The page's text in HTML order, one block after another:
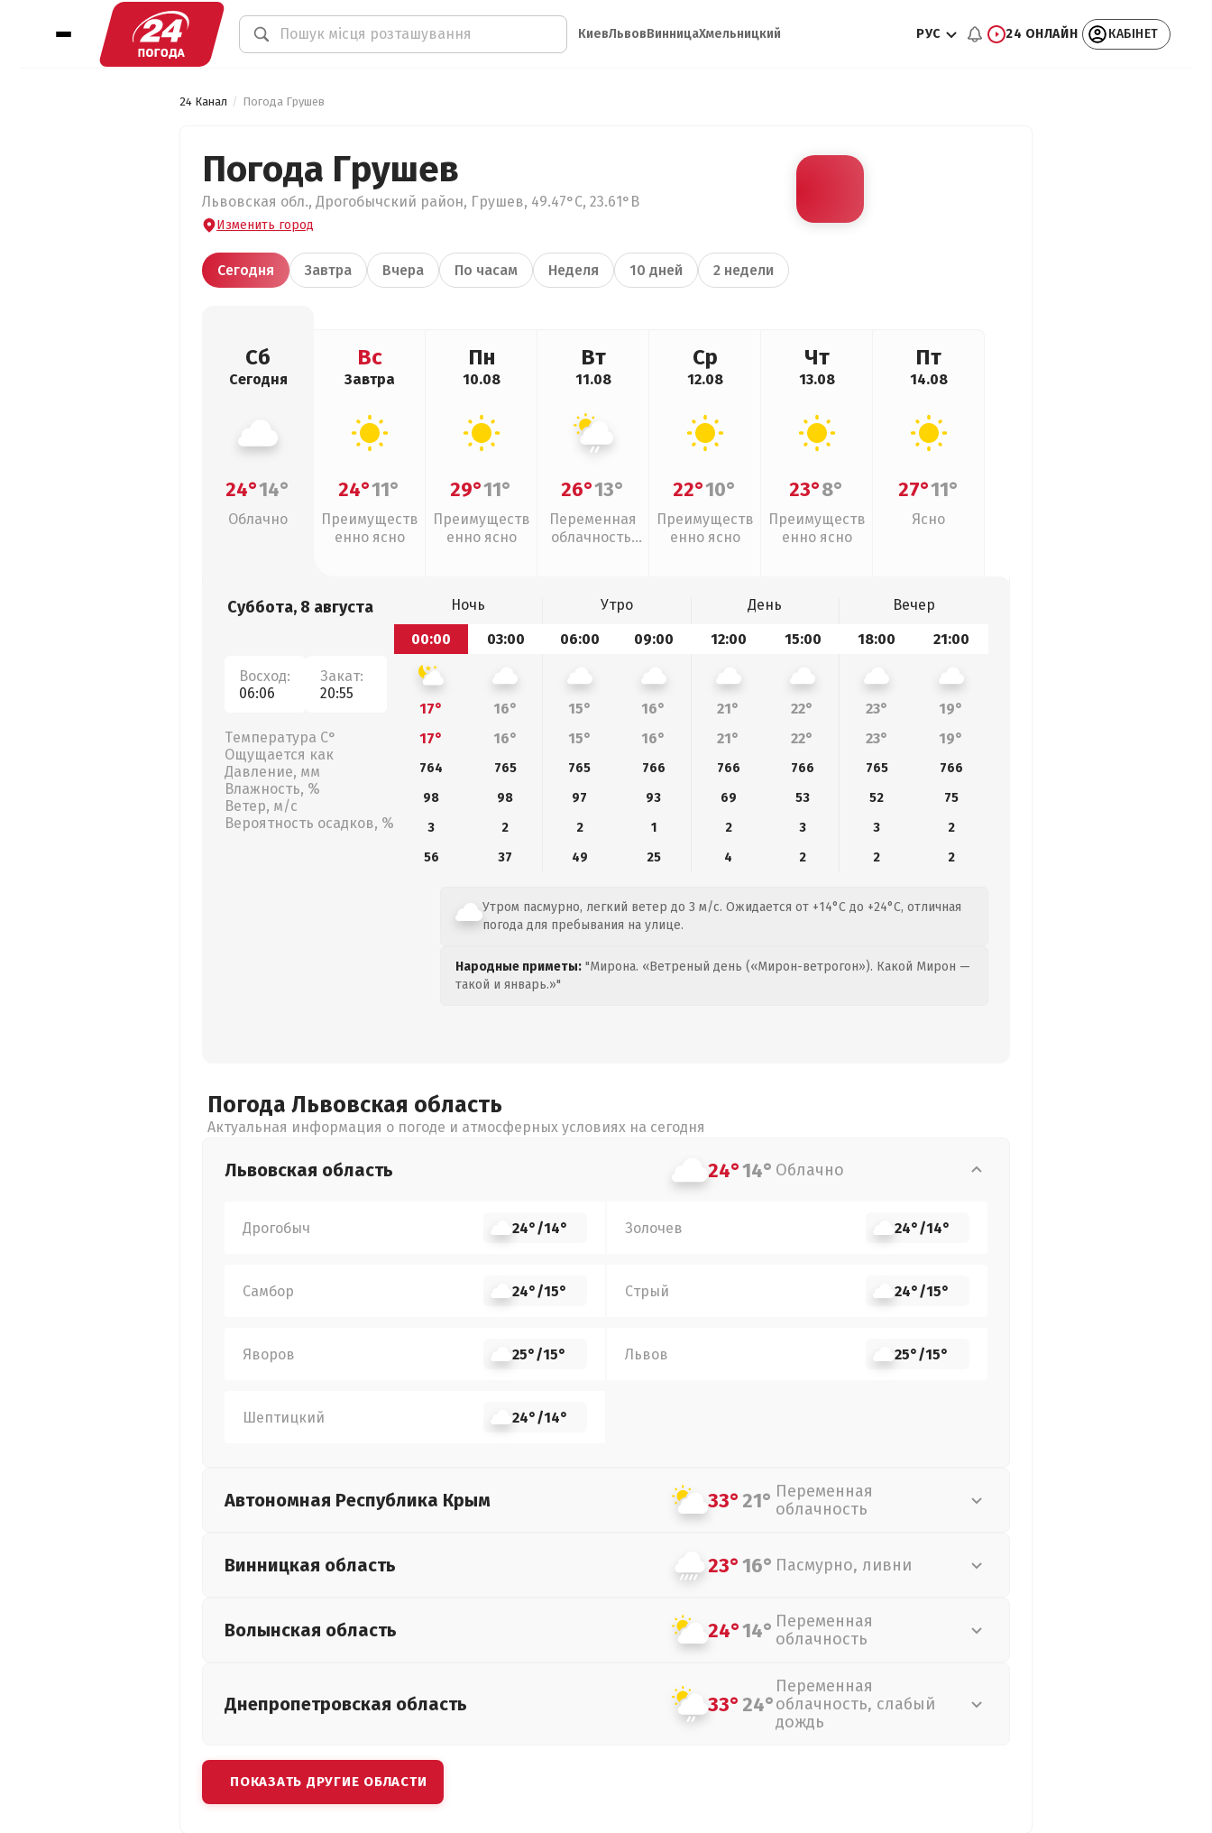
КиевЛьвовВинницаХмельницкий РУС 24 ОНЛАЙН КАБІНЕТ
24 Канал Погода Грушев
Погода Грушев
Львовская обл., Дрогобычский район, Грушев, 49.47°С, 23.61°В
Изменить город
Сегодня Завтра Вчера По часам Неделя 10 дней 2 недели
Сб
Сегодня
24°14°
Облачно
Вс
Завтра
24°11°
Преимуществ
енно ясно
Пн
10.08
29°11°
Преимуществ
енно ясно
Вт
11.08
26°13°
Переменная
облачность,
Ср
12.08
22°10°
Преимуществ
енно ясно
Чт
13.08
23°8°
Преимуществ
енно ясно
Пт
14.08
27°11°
Ясно
Суббота, 8 августа
Восход:
06:06
Закат:
20:55
Температура С°
Ощущается как
Давление, мм
Влажность, %
Ветер, м/с
Вероятность осадков, %
Ночь Утро День
Вечер
00:00
03:00 06:00 09:00 12:00 15:00 18:00 21:00
17° 16° 15° 16° 21° 22° 23°
19°
17°
16° 15° 16° 21° 22° 23° 19°
764 765 765 766 766 766 765
766
98
98 97 93 69 53 52
75
3
2 2 1 2 3 3
2
56
37 49 25 4 2 2 2
Утром пасмурно, легкий ветер до 3 м/с. Ожидается от +14°C до +24°C, отличная
погода для пребывания на улице.
Народные приметы: "Мирона. «Ветреный день («Мирон-ветрогон»). Какой Мирон —
такой и январь.»"
Погода Львовская область
Актуальная информация о погоде и атмосферных условиях на сегодня
Львовская область 24°14° Облачно
Дрогобыч 24°/14° Золочев 24°/14°
Самбор 24°/15° Стрый 24°/15°
Яворов 25°/15° Львов 25°/15°
Шептицкий 24°/14°
Автономная Республика Крым 33°21° Переменная
облачность
Винницкая область 23°16° Пасмурно, ливни
Волынская область 24°14° Переменная
облачность
Днепропетровская область 33°24°
Переменная
облачность, слабый
дождь
ПОКАЗАТЬ ДРУГИЕ ОБЛАСТИ